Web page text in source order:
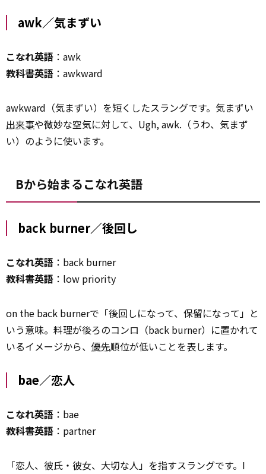
awk／気まずい
こなれ英語 ：awk
教科書英語 ：awkward
awkward（気まずい）を短くしたスラングです。気まずい
出来事や微妙な空気に対して、Ugh, awk.（うわ、気まず
い）のように使います。
Bから始まるこなれ英語
back burner／後回し
こなれ英語 ：back burner
教科書英語 ：low priority
on the back burnerで「後回しになって、保留になって」と
いう意味。料理が後ろのコンロ（back burner）に置かれて
いるイメージから、 優先順位が低いことを表します。
bae／恋人
こなれ英語 ：bae
教科書英語 ：partner
「恋人、彼氏・彼女、大切な人」を指すスラングです。I